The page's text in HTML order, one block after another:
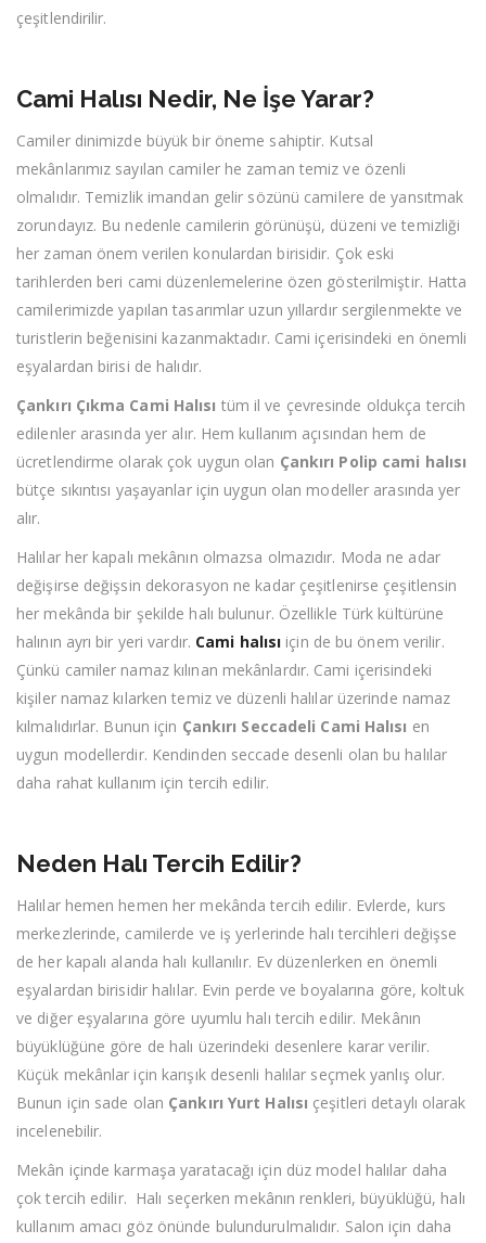
çeşitlendirilir.
Cami Halısı Nedir, Ne İşe Yarar?
Camiler dinimizde büyük bir öneme sahiptir. Kutsal
mekânlarımız sayılan camiler he zaman temiz ve özenli
olmalıdır. Temizlik imandan gelir sözünü camilere de yansıtmak
zorundayız. Bu nedenle camilerin görünüşü, düzeni ve temizliği
her zaman önem verilen konulardan birisidir. Çok eski
tarihlerden beri cami düzenlemelerine özen gösterilmiştir. Hatta
camilerimizde yapılan tasarımlar uzun yıllardır sergilenmekte ve
turistlerin beğenisini kazanmaktadır. Cami içerisindeki en önemli
eşyalardan birisi de halıdır.
Çankırı Çıkma Cami Halısı tüm il ve çevresinde oldukça tercih
edilenler arasında yer alır. Hem kullanım açısından hem de
ücretlendirme olarak çok uygun olan Çankırı Polip cami halısı
bütçe sıkıntısı yaşayanlar için uygun olan modeller arasında yer
alır.
Halılar her kapalı mekânın olmazsa olmazıdır. Moda ne adar
değişirse değişsin dekorasyon ne kadar çeşitlenirse çeşitlensin
her mekânda bir şekilde halı bulunur. Özellikle Türk kültürüne
halının ayrı bir yeri vardır. Cami halısı için de bu önem verilir.
Çünkü camiler namaz kılınan mekânlardır. Cami içerisindeki
kişiler namaz kılarken temiz ve düzenli halılar üzerinde namaz
kılmalıdırlar. Bunun için Çankırı Seccadeli Cami Halısı en
uygun modellerdir. Kendinden seccade desenli olan bu halılar
daha rahat kullanım için tercih edilir.
Neden Halı Tercih Edilir?
Halılar hemen hemen her mekânda tercih edilir. Evlerde, kurs
merkezlerinde, camilerde ve iş yerlerinde halı tercihleri değişse
de her kapalı alanda halı kullanılır. Ev düzenlerken en önemli
eşyalardan birisidir halılar. Evin perde ve boyalarına göre, koltuk
ve diğer eşyalarına göre uyumlu halı tercih edilir. Mekânın
büyüklüğüne göre de halı üzerindeki desenlere karar verilir.
Küçük mekânlar için karışık desenli halılar seçmek yanlış olur.
Bunun için sade olan Çankırı Yurt Halısı çeşitleri detaylı olarak
incelenebilir.
Mekân içinde karmaşa yaratacağı için düz model halılar daha
çok tercih edilir. Halı seçerken mekânın renkleri, büyüklüğü, halı
kullanım amacı göz önünde bulundurulmalıdır. Salon için daha